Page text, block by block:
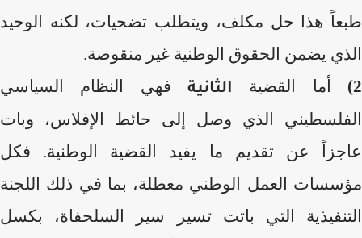
طبعاً هذا حل مكلف، ويتطلب تضحيات، لكنه الوحيد
الذي يضمن الحقوق الوطنية غير منقوصة.
2)
أما القضية الثانية فهي النظام السياسي
الفلسطيني الذي وصل إلى حائط الإفلاس، وبات
عاجزاً عن تقديم ما يفيد القضية الوطنية. فكل
مؤسسات العمل الوطني معطلة، بما في ذلك اللجنة
التنفيذية التي باتت تسير سير السلحفاة، بكسل